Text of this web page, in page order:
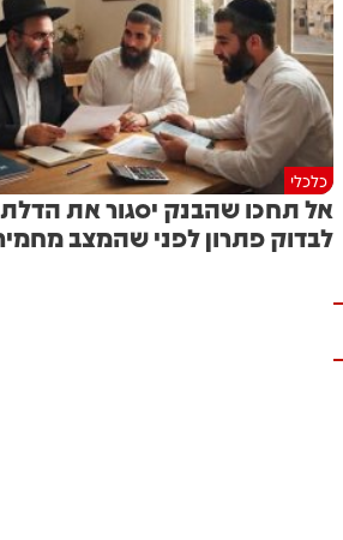
כלכלי
אל תחכו שהבנק יסגור את
לבדוק פתרון לפני שהמצב